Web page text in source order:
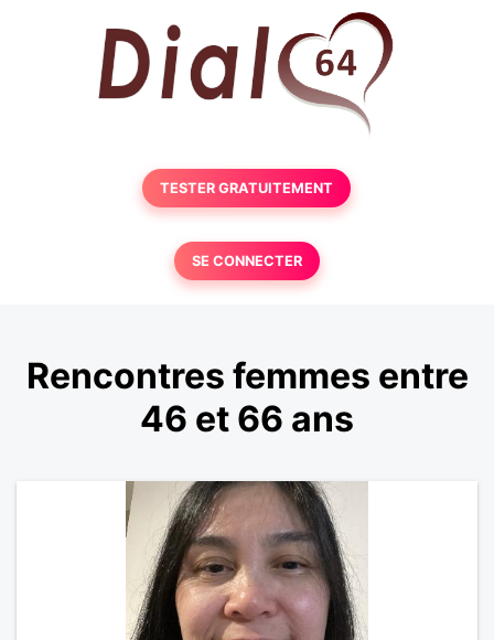
TESTER GRATUITEMENT
SE CONNECTER
Rencontres femmes entre
46 et 66 ans